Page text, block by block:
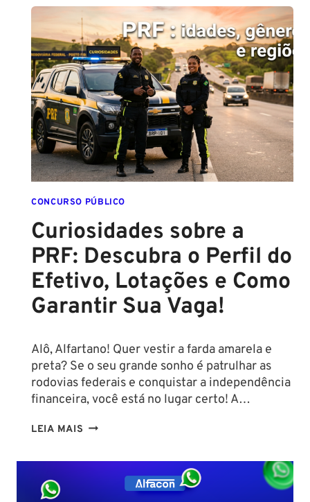
ATINGE
NÍVEL
CRÍTICO
EM
2026:
ENTENDA
O
IMPACTO
E
VEJA
OPORTUNIDADES
CONCURSO
CONCURSO PÚBLICO
Curiosidades sobre a
PRF: Descubra o Perfil do
Efetivo, Lotações e Como
Garantir Sua Vaga!
Alô, Alfartano! Quer vestir a farda amarela e
preta? Se o seu grande sonho é patrulhar as
rodovias federais e conquistar a independência
financeira, você está no lugar certo! A…
LEIA MAIS CURIOSIDADES
A
DESCUBRA